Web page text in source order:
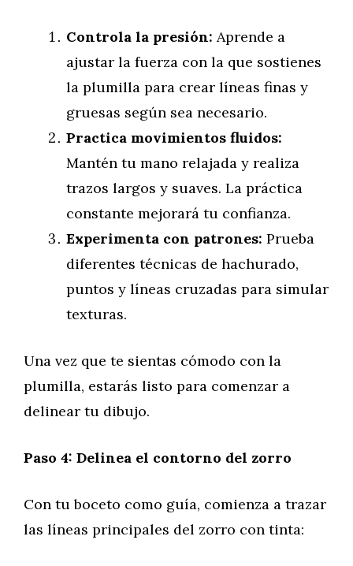
Controla la presión: Aprende a
ajustar la fuerza con la que sostienes
la plumilla para crear líneas finas y
gruesas según sea necesario.
Practica movimientos fluidos:
Mantén tu mano relajada y realiza
trazos largos y suaves. La práctica
constante mejorará tu confianza.
Experimenta con patrones: Prueba
diferentes técnicas de hachurado,
puntos y líneas cruzadas para simular
texturas.
Una vez que te sientas cómodo con la
plumilla, estarás listo para comenzar a
delinear tu dibujo.
Paso 4: Delinea el contorno del zorro
Con tu boceto como guía, comienza a trazar
las líneas principales del zorro con tinta: